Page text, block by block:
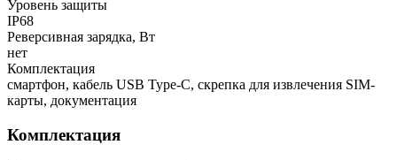
Уровень защиты
IP68
Реверсивная зарядка, Вт
нет
Комплектация
смартфон, кабель USB Type-C, скрепка для извлечения SIM-
карты, документация
Комплектация